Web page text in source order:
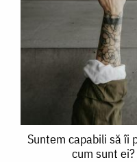
Suntem
Suntem capabili să îi
cum sunt